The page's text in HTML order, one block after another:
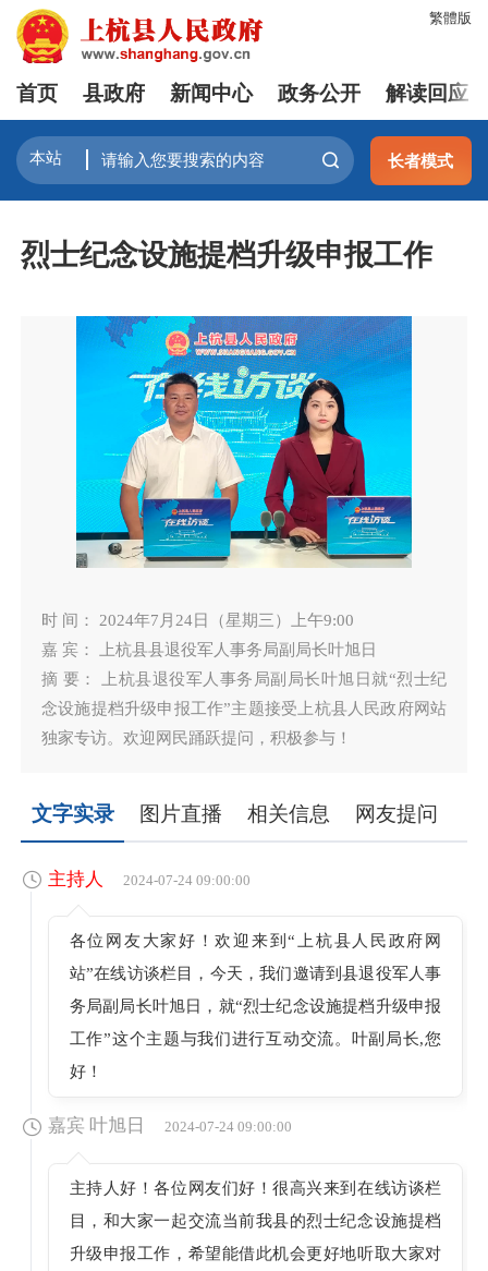
繁體版
首页 县政府 新闻中心 政务公开 解读回应
长者模式
烈士纪念设施提档升级申报工作
时 间： 2024年7月24日（星期三）上午9:00
嘉 宾： 上杭县县退役军人事务局副局长叶旭日
摘 要： 上杭县退役军人事务局副局长叶旭日就“烈士纪
念设施提档升级申报工作”主题接受上杭县人民政府网站
独家专访。欢迎网民踊跃提问，积极参与！
文字实录 图片直播 相关信息 网友提问
主持人 2024-07-24 09:00:00
各位网友大家好！欢迎来到“上杭县人民政府网
站”在线访谈栏目，今天，我们邀请到县退役军人事
务局副局长叶旭日，就“烈士纪念设施提档升级申报
工作”这个主题与我们进行互动交流。叶副局长,您
好！
嘉宾 叶旭日 2024-07-24 09:00:00
主持人好！各位网友们好！很高兴来到在线访谈栏
目，和大家一起交流当前我县的烈士纪念设施提档
升级申报工作，希望能借此机会更好地听取大家对